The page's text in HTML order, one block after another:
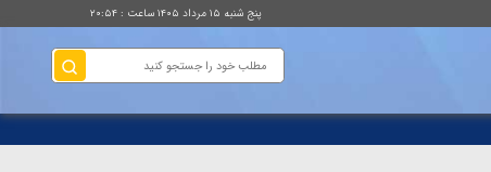
پنج شنبه ۱۵ مرداد ۱۴۰۵ ساعت : ۲۰:۵۴